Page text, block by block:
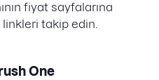
fiyat sayfalarına
linkleri takip edin.
One